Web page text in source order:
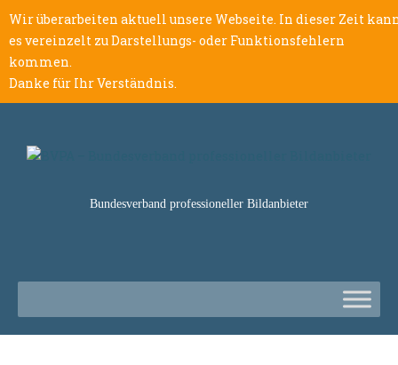
Wir überarbeiten aktuell unsere Webseite. In dieser Zeit
es vereinzelt zu Darstellungs- oder Funktionsfehlern
kommen.
Danke für Ihr Verständnis.
Bundesverband professioneller Bildanbieter